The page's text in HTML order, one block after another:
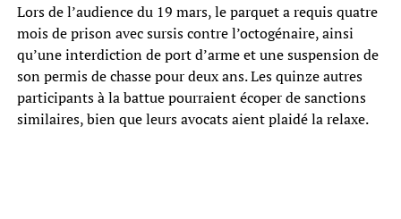
Lors de l’audience du 19 mars, le parquet a requis quatre
mois de prison avec sursis contre l’octogénaire, ainsi
qu’une interdiction de port d’arme et une suspension de
son permis de chasse pour deux ans. Les quinze autres
participants à la battue pourraient écoper de sanctions
similaires, bien que leurs avocats aient plaidé la relaxe.